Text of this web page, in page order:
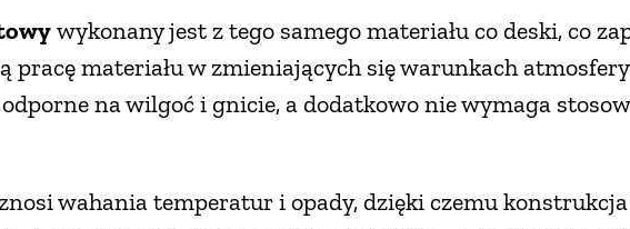
wykonany jest z tego samego materiału co deski, co
pracę materiału w zmieniających się warunkach
na wilgoć i gnicie, a dodatkowo nie wymaga
wahania temperatur i opady, dzięki czemu